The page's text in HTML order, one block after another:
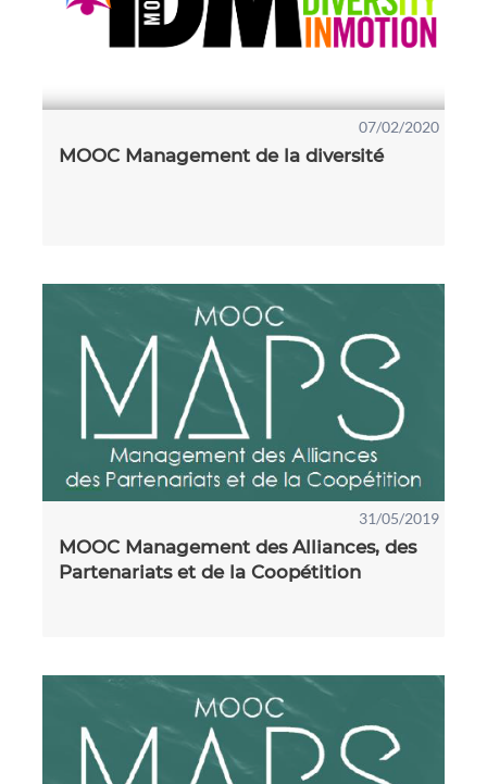
07/02/2020
MOOC Management de la diversité
31/05/2019
MOOC Management des Alliances, des
Partenariats et de la Coopétition